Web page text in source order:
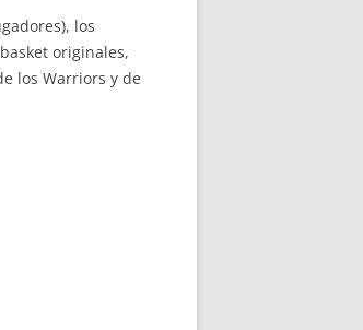
los
originales,
los Warriors y de